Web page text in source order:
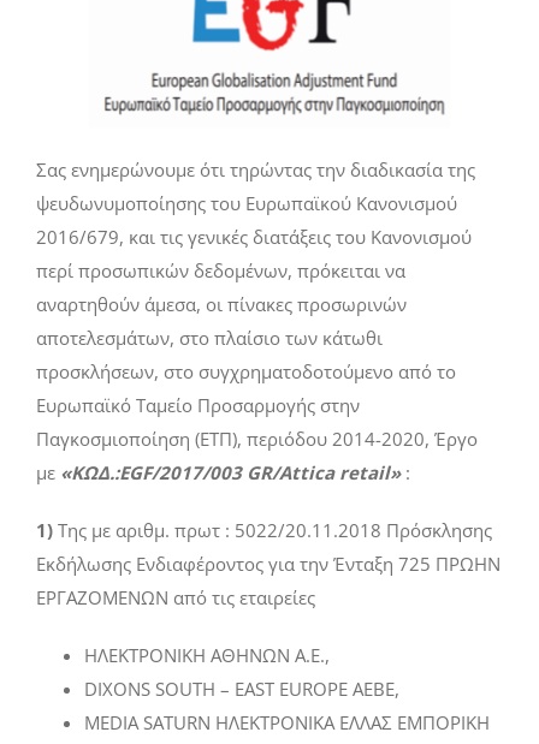
Σας ενημερώνουμε ότι τηρώντας την διαδικασία της
ψευδωνυμοποίησης του Ευρωπαϊκού Κανονισμού
2016/679, και τις γενικές διατάξεις του Κανονισμού
περί προσωπικών δεδομένων, πρόκειται να
αναρτηθούν άμεσα, οι πίνακες προσωρινών
αποτελεσμάτων, στο πλαίσιο των κάτωθι
προσκλήσεων, στο συγχρηματοδοτούμενο από το
Ευρωπαϊκό Ταμείο Προσαρμογής στην
Παγκοσμιοποίηση (ΕΤΠ), περιόδου 2014-2020, Έργο
με «ΚΩΔ.:EGF/2017/003 GR/Attica retail»:
1) Της με αριθμ. πρωτ : 5022/20.11.2018 Πρόσκλησης
Εκδήλωσης Ενδιαφέροντος για την Ένταξη 725 ΠΡΩΗΝ
ΕΡΓΑΖΟΜΕΝΩΝ από τις εταιρείες
ΗΛΕΚΤΡΟΝΙΚΗ ΑΘΗΝΩΝ Α.Ε.,
DIXONS SOUTH – EAST EUROPE AEBE,
MEDIA SATURN ΗΛΕΚΤΡΟΝΙΚΑ ΕΛΛΑΣ ΕΜΠΟΡΙΚΗ